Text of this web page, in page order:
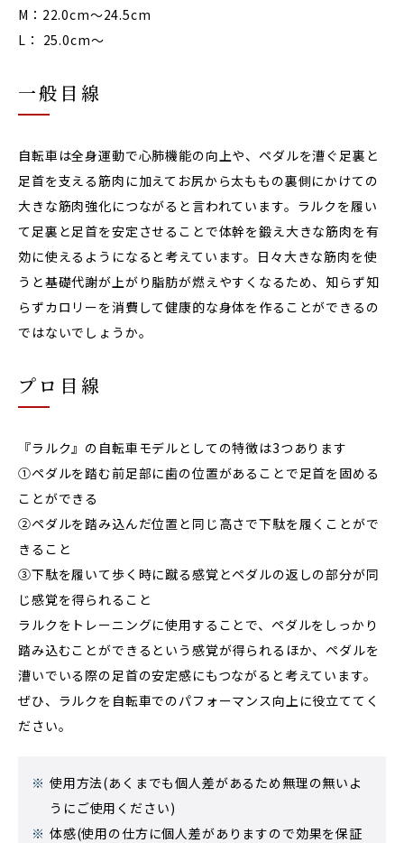
M： 22.0cm〜24.5cm
L： 25.0cm〜
一般目線
自転車は全身運動で心肺機能の向上や、ペダルを漕ぐ足裏と
足首を支える筋肉に加えてお尻から太ももの裏側にかけての
大きな筋肉強化につながると言われています。ラルクを履い
て足裏と足首を安定させることで体幹を鍛え大きな筋肉を有
効に使えるようになると考えています。日々大きな筋肉を使
うと基礎代謝が上がり脂肪が燃えやすくなるため、知らず知
らずカロリーを消費して健康的な身体を作ることができるの
ではないでしょうか。
プロ目線
『ラルク』の自転車モデルとしての特徴は3つあります
①ペダルを踏む前足部に歯の位置があることで足首を固める
ことができる
②ペダルを踏み込んだ位置と同じ高さで下駄を履くことがで
きること
③下駄を履いて歩く時に蹴る感覚とペダルの返しの部分が同
じ感覚を得られること
ラルクをトレーニングに使用することで、ペダルをしっかり
踏み込むことができるという感覚が得られるほか、ペダルを
漕いでいる際の足首の安定感にもつながると考えています。
ぜひ、ラルクを自転車でのパフォーマンス向上に役立ててく
ださい。
※ 使用方法(あくまでも個人差があるため無理の無いよ
うにご使用ください)
※ 体感(使用の仕方に個人差がありますので効果を保証